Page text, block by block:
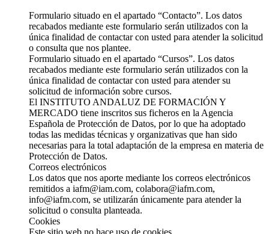
Formulario situado en el apartado “Contacto”. Los datos
recabados mediante este formulario serán utilizados con la
única finalidad de contactar con usted para atender la solicitud
o consulta que nos plantee.
Formulario situado en el apartado “Cursos”. Los datos
recabados mediante este formulario serán utilizados con la
única finalidad de contactar con usted para atender su
solicitud de información sobre cursos.
El INSTITUTO ANDALUZ DE FORMACIÓN Y
MERCADO tiene inscritos sus ficheros en la Agencia
Española de Protección de Datos, por lo que ha adoptado
todas las medidas técnicas y organizativas que han sido
necesarias para la total adaptación de la empresa en materia de
Protección de Datos.
Correos electrónicos
Los datos que nos aporte mediante los correos electrónicos
remitidos a iafm@iam.com, colabora@iafm.com,
info@iafm.com, se utilizarán únicamente para atender la
solicitud o consulta planteada.
Cookies
Este sitio web no hace uso de cookies